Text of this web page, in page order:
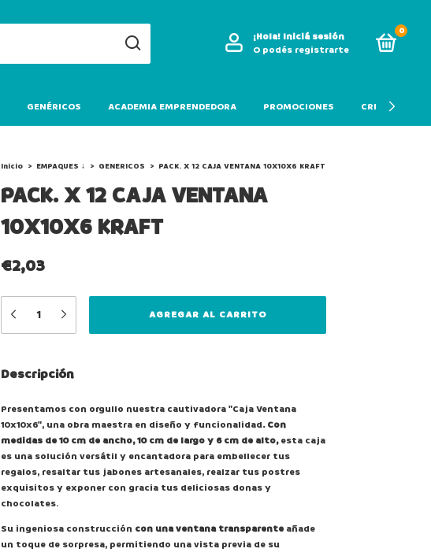
¡Hola! Iniciá sesión
O podés registrarte
0
GENÉRICOS ACADEMIA EMPRENDEDORA PROMOCIONES CREDITO
Inicio > EMPAQUES ↓ > GENERICOS > PACK. X 12 CAJA VENTANA 10X10X6 KRAFT
PACK. X 12 CAJA VENTANA
10X10X6 KRAFT
€2,03
Descripción
Presentamos con orgullo nuestra cautivadora "Caja Ventana
10x10x6", una obra maestra en diseño y funcionalidad. Con
medidas de 10 cm de ancho, 10 cm de largo y 6 cm de alto,esta caja
es una solución versátil y encantadora para embellecer tus
regalos, resaltar tus jabones artesanales, realzar tus postres
exquisitos y exponer con gracia tus deliciosas donas y
chocolates.
Su ingeniosa construcción con una ventana transparente añade
un toque de sorpresa, permitiendo una vista previa de su